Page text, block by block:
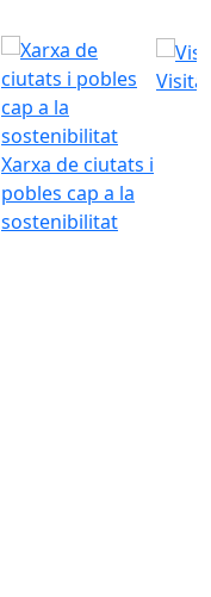
Xarxa de ciutats i
pobles cap a la
sostenibilitat
Visita